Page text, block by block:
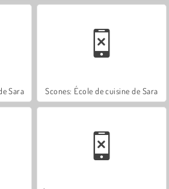
Sara Scones: École de cuisine de Sara